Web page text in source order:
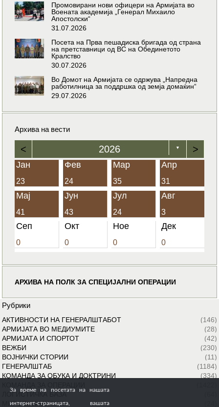
Промовирани нови офицери на Армијата во
Воената академија „Генерал Михаило
Апостолски“
31.07.2026
Посета на Прва пешадиска бригада од страна
на претставници од ВС на Обединетото
Кралство
30.07.2026
Во Домот на Армијата се одржува „Напредна
работилница за поддршка од земја домаќин“
29.07.2026
Архива на вести
< 2026 ▼ >
Јан
23
Фев
24
Мар
35
Апр
31
Мај
41
Јун
43
Јул
24
Авг
3
Сеп
0
Окт
0
Ное
0
Дек
0
АРХИВА НА ПОЛК ЗА СПЕЦИЈАЛНИ ОПЕРАЦИИ
Рубрики
АКТИВНОСТИ НА ГЕНЕРАЛШТАБОТ
(146)
АРМИЈАТА ВО МЕДИУМИТЕ
(28)
АРМИЈАТА И СПОРТОТ
(42)
ВЕЖБИ
(230)
ВОЈНИЧКИ СТОРИИ
(11)
ГЕНЕРАЛШТАБ
(1184)
КОМАНДА ЗА ОБУКА И ДОКТРИНИ
(334)
ЛОГИСТИЧКА БАЗА
МИРОВНИ МИСИИ
За време на посетата на нашата
интернет-страницата, вашата